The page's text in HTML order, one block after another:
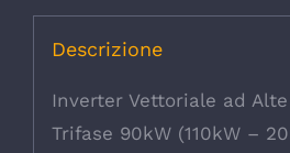
Descrizione
Inverter Vettoriale ad
Trifase 90kW (110kW –